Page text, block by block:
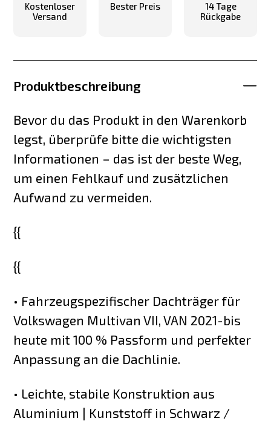
Kostenloser
Versand
Bester Preis
14 Tage
Rückgabe
Produktbeschreibung
Bevor du das Produkt in den Warenkorb
legst, überprüfe bitte die wichtigsten
Informationen – das ist der beste Weg,
um einen Fehlkauf und zusätzlichen
Aufwand zu vermeiden.
{{
{{
• Fahrzeugspezifischer Dachträger für
Volkswagen Multivan VII, VAN 2021-bis
heute mit 100 % Passform und perfekter
Anpassung an die Dachlinie.
• Leichte, stabile Konstruktion aus
Aluminium | Kunststoff in Schwarz /